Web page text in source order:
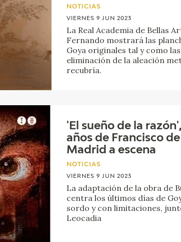
NOTICIAS
VIERNES 9 JUN 2023
La Real Academia de Bellas
Fernando mostrará las
Goya originales tal y como
eliminación de la aleación
recubría.
'El sueño de la
años de Francisco
Madrid a escena
NOTICIAS
VIERNES 9 JUN 2023
La adaptación de la obra de
centra los últimos días de
sordo y con limitaciones,
Leocadia